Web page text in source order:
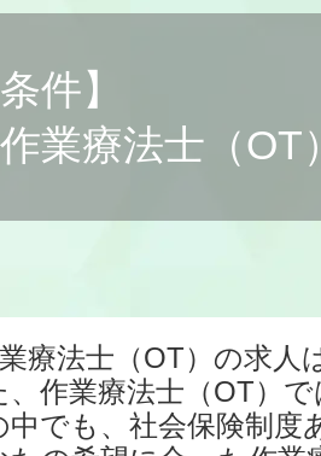
件】
業療法士（OT
療法士（OT）の求人
作業療法士（OT）
中でも、社会保険制度